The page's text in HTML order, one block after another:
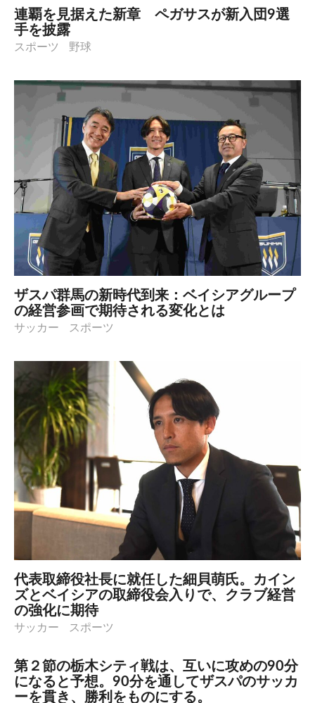
連覇を見据えた新章 ペガサスが新入団9選
手を披露
スポーツ 野球
ザスパ群馬の新時代到来：ベイシアグループ
の経営参画で期待される変化とは
サッカー スポーツ
代表取締役社長に就任した細貝萌氏。カイン
ズとベイシアの取締役会入りで、クラブ経営
の強化に期待
サッカー スポーツ
第２節の栃木シティ戦は、互いに攻めの90分
になると予想。90分を通してザスパのサッカ
ーを貫き、勝利をものにする。